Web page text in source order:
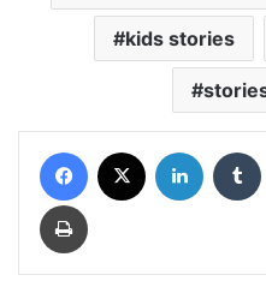
kids stories
Facebook LinkedIn
Print